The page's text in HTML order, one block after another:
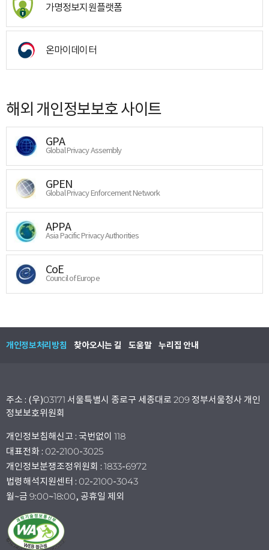
가명정보지원플랫폼
온마이데이터
해외 개인정보보호 사이트
GPA
Global Privacy Assembly
GPEN
Global Privacy Enforcement Network
APPA
Asia Pacific Privacy Authorities
CoE
Council of Europe
개인정보처리방침 찾아오시는 길 도움말 누리집 안내
주소 : (우)03171 서울특별시 종로구 세종대로 209 정부서울청사 개인
정보보호위원회
개인정보침해신고 : 국번없이 118
대표전화 : 02-2100-3025
개인정보분쟁조정위원회 : 1833-6972
법령해석지원센터 : 02-2100-3043
월~금 9:00~18:00, 공휴일 제외